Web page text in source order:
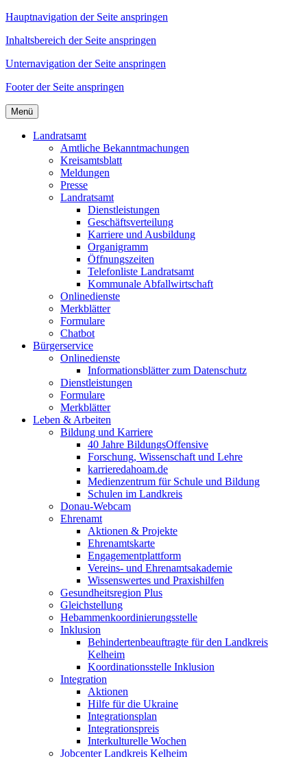
Hauptnavigation der Seite anspringen
Inhaltsbereich der Seite anspringen
Unternavigation der Seite anspringen
Footer der Seite anspringen
Menü
Landratsamt
Amtliche Bekanntmachungen
Kreisamtsblatt
Meldungen
Presse
Landratsamt
Dienstleistungen
Geschäftsverteilung
Karriere und Ausbildung
Organigramm
Öffnungszeiten
Telefonliste Landratsamt
Kommunale Abfallwirtschaft
Onlinedienste
Merkblätter
Formulare
Chatbot
Bürgerservice
Onlinedienste
Informationsblätter zum Datenschutz
Dienstleistungen
Formulare
Merkblätter
Leben & Arbeiten
Bildung und Karriere
40 Jahre BildungsOffensive
Forschung, Wissenschaft und Lehre
karrieredahoam.de
Medienzentrum für Schule und Bildung
Schulen im Landkreis
Donau-Webcam
Ehrenamt
Aktionen & Projekte
Ehrenamtskarte
Engagementplattform
Vereins- und Ehrenamtsakademie
Wissenswertes und Praxishilfen
Gesundheitsregion Plus
Gleichstellung
Hebammenkoordinierungsstelle
Inklusion
Behindertenbeauftragte für den Landkreis
Kelheim
Koordinationsstelle Inklusion
Integration
Aktionen
Hilfe für die Ukraine
Integrationsplan
Integrationspreis
Interkulturelle Wochen
Jobcenter Landkreis Kelheim